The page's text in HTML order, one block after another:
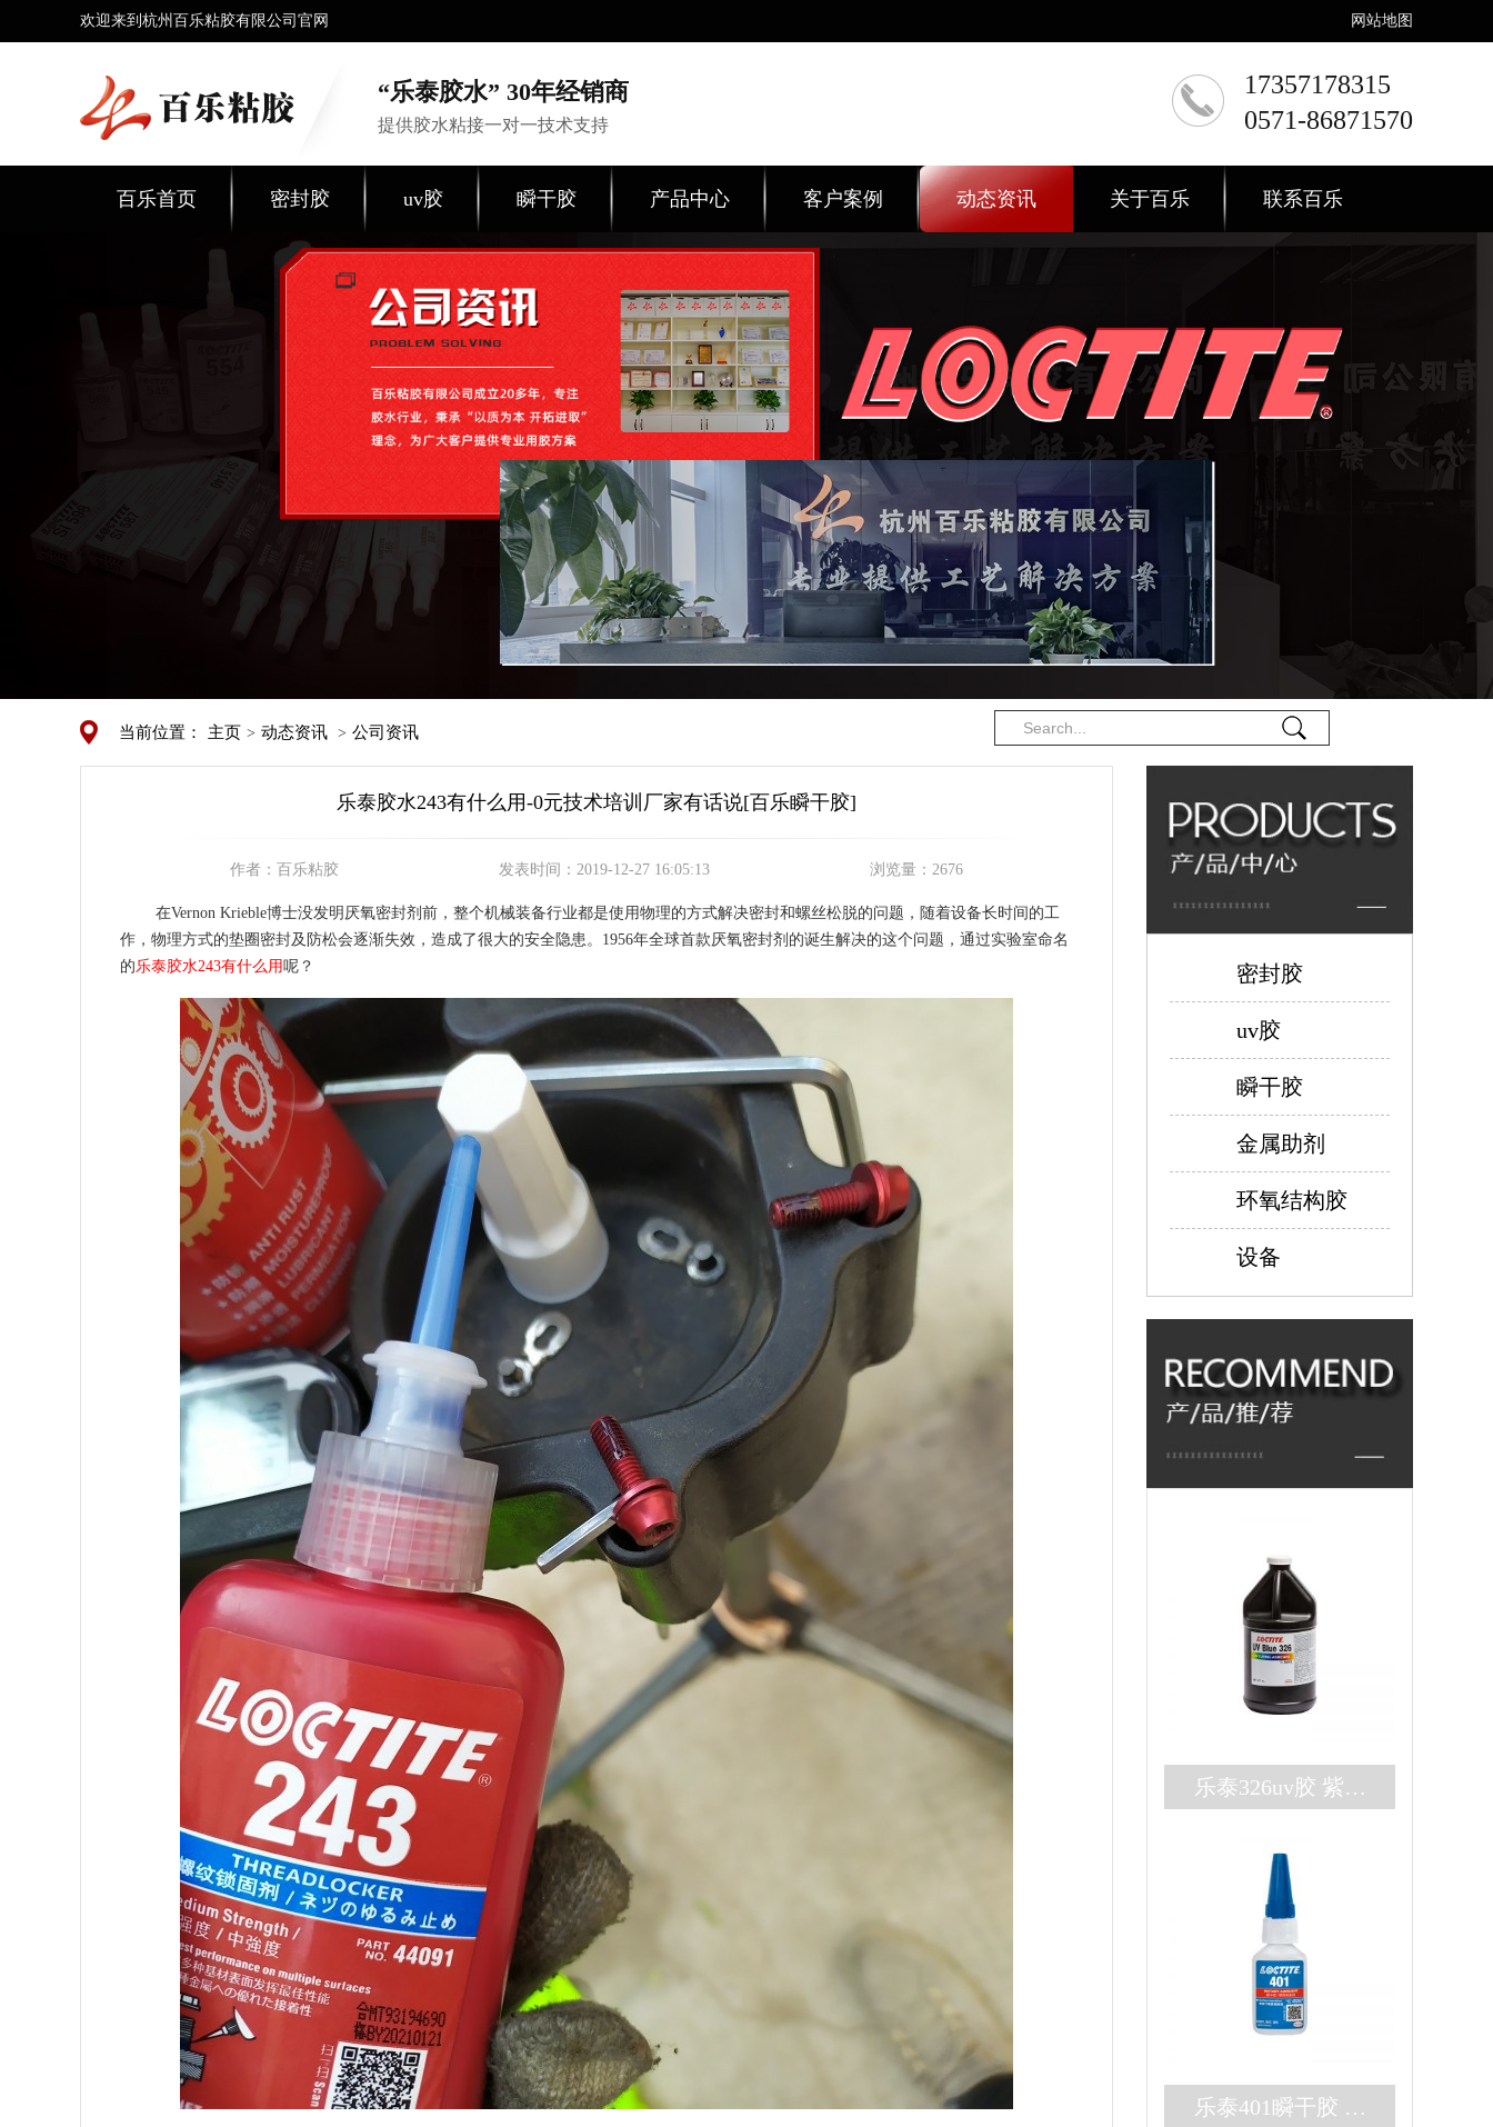
欢迎来到杭州百乐粘胶有限公司官网 网站地图
“乐泰胶水” 30年经销商
提供胶水粘接一对一技术支持
17357178315
0571-86871570
百乐首页 密封胶 uv胶 瞬干胶 产品中心 客户案例 动态资讯 关于百乐 联系百乐
当前位置： 主页 > 动态资讯 > 公司资讯
乐泰胶水243有什么用-0元技术培训厂家有话说[百乐瞬干胶]
作者： 百乐粘胶 发表时间： 2019-12-27 16:05:13 浏览量： 2676
在Vernon Krieble博士没发明厌氧密封剂前，整个机械装备行业都是使用物理的方式解决密封和螺丝松脱的问题，随着设备长时间的工
作，物理方式的垫圈密封及防松会逐渐失效，造成了很大的安全隐患。1956年全球首款厌氧密封剂的诞生解决的这个问题，通过实验室命名
的乐泰胶水243有什么用呢？ 密封胶
uv胶
瞬干胶
金属助剂
环氧结构胶
设备
乐泰326uv胶 紫外
6胶水 高强度结构
胶
乐泰401瞬干胶 无